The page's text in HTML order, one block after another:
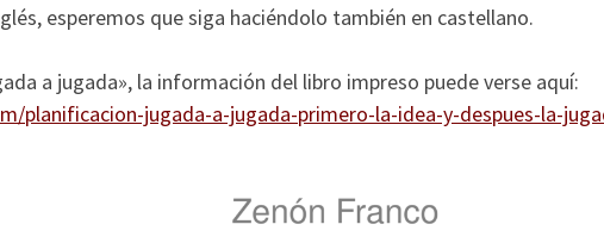
esperemos que siga haciéndolo también en castellano.
a jugada», la información del libro impreso puede verse aquí:
planificacion-jugada-a-jugada-primero-la-idea-y-despues-la-